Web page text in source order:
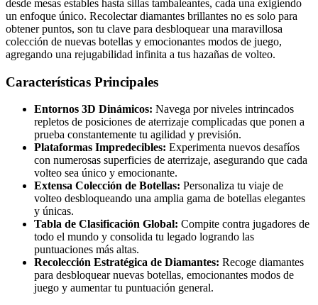
desde mesas estables hasta sillas tambaleantes, cada una exigiendo
un enfoque único. Recolectar diamantes brillantes no es solo para
obtener puntos, son tu clave para desbloquear una maravillosa
colección de nuevas botellas y emocionantes modos de juego,
agregando una rejugabilidad infinita a tus hazañas de volteo.
Características Principales
Entornos 3D Dinámicos: Navega por niveles intrincados
repletos de posiciones de aterrizaje complicadas que ponen a
prueba constantemente tu agilidad y previsión.
Plataformas Impredecibles: Experimenta nuevos desafíos
con numerosas superficies de aterrizaje, asegurando que cada
volteo sea único y emocionante.
Extensa Colección de Botellas: Personaliza tu viaje de
volteo desbloqueando una amplia gama de botellas elegantes
y únicas.
Tabla de Clasificación Global: Compite contra jugadores de
todo el mundo y consolida tu legado logrando las
puntuaciones más altas.
Recolección Estratégica de Diamantes: Recoge diamantes
para desbloquear nuevas botellas, emocionantes modos de
juego y aumentar tu puntuación general.